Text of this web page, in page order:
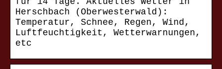
Herschbach (Oberwesterwald):
Temperatur, Schnee, Regen, Wind,
Luftfeuchtigkeit, Wetterwarnungen,
etc